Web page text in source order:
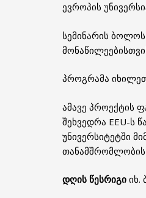
ევროპის
სემინარის
პროგრამა
ამავე პროექტის
შეხვედრა EEU-ს
უნივერსიტეტში
თანამშრომლობის
დღის წესრიგი იხ.